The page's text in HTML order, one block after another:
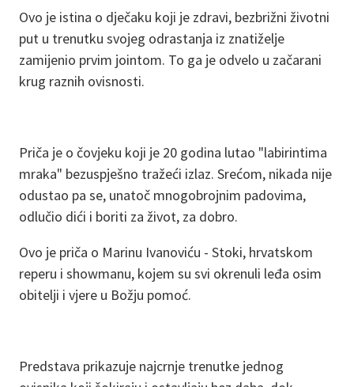
Ovo je istina o dječaku koji je zdravi, bezbrižni životni
put u trenutku svojeg odrastanja iz znatiželje
zamijenio prvim jointom. To ga je odvelo u začarani
krug raznih ovisnosti.
Priča je o čovjeku koji je 20 godina lutao "labirintima
mraka" bezuspješno tražeći izlaz. Srećom, nikada nije
odustao pa se, unatoč mnogobrojnim padovima,
odlučio dići i boriti za život, za dobro.
Ovo je priča o Marinu Ivanoviću - Stoki, hrvatskom
reperu i showmanu, kojem su svi okrenuli leđa osim
obitelji i vjere u Božju pomoć.
Predstava prikazuje najcrnje trenutke jednog